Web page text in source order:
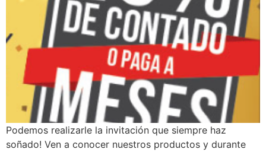
Podemos realizarle la invitación que siempre haz
soñado! Ven a conocer nuestros productos y durante